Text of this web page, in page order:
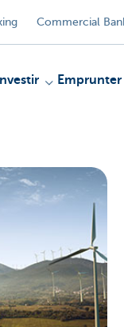
Commercial
Investir Emprunter